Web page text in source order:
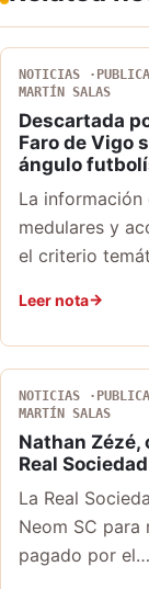
NOTICIAS
MARTÍN SALAS
Descartada
Faro de Vigo
ángulo
La información
medulares y
el criterio
Leer nota
NOTICIAS
MARTÍN SALAS
Nathan Zézé,
Real Sociedad
La Real
Neom SC
pagado por el…